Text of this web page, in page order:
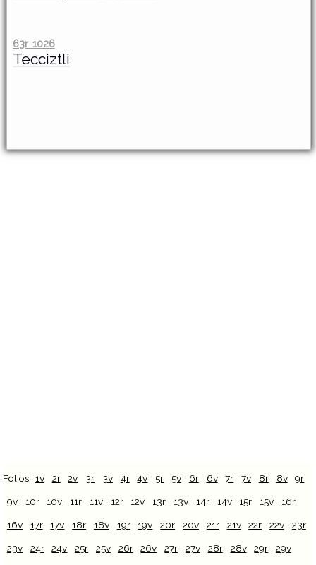
63r 1026
Tecciztli
Folios: 1v 2r 2v 3r 3v 4r 4v 5r 5v 6r 6v 7r 7v 8r 8v 9r
9v 10r 10v 11r 11v 12r 12v 13r 13v 14r 14v 15r 15v 16r
16v 17r 17v 18r 18v 19r 19v 20r 20v 21r 21v 22r 22v 23r
23v 24r 24v 25r 25v 26r 26v 27r 27v 28r 28v 29r 29v